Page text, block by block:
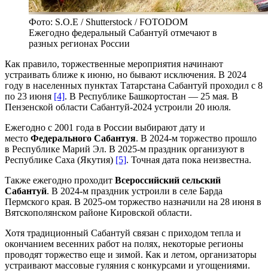
Фото: S.O.E / Shutterstock / FOTODOM
Ежегодно федеральный Сабантуй отмечают в
разных регионах России
Как правило, торжественные мероприятия начинают
устраивать ближе к июню, но бывают исключения. В 2024
году в населенных пунктах Татарстана Сабантуй проходил с 8
по 23 июня [4]. В Республике Башкортостан — 25 мая. В
Пензенской области Сабантуй-2024 устроили 20 июля.
Ежегодно с 2001 года в России выбирают дату и
место Федерального Сабантуя. В 2024-м торжество прошло
в Республике Марий Эл. В 2025-м праздник организуют в
Республике Саха (Якутия) [5]. Точная дата пока неизвестна.
Также ежегодно проходит Всероссийский сельский
Сабантуй. В 2024-м праздник устроили в селе Барда
Пермского края. В 2025-ом торжество назначили на 28 июня в
Вятскополянском районе Кировской области.
Хотя традиционный Сабантуй связан с приходом тепла и
окончанием весенних работ на полях, некоторые регионы
проводят торжество еще и зимой. Как и летом, организаторы
устраивают массовые гуляния с конкурсами и угощениями.